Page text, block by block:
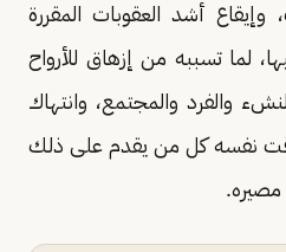
وإيقاع أشد العقوبات المقررة
لما تسببه من إزهاق للأرواح
والفرد والمجتمع، وانتهاك
نفسه كل من يقدم على ذلك